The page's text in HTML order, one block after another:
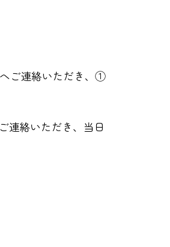
へご連絡いただき、①
連絡いただき、当日